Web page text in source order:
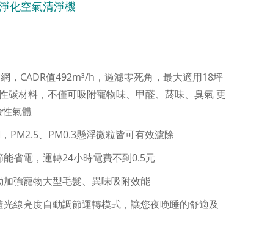
化空氣清淨機
，CADR值492m³/h，過濾零死角，最大適用18坪
碳材料，不僅可吸附寵物味、甲醛、菸味、臭氣 更
氣體
PM2.5、PM0.3懸浮微粒皆可有效濾除
省電，運轉24小時電費不到0.5元
強寵物大型毛髮、異味吸附效能
線亮度自動調節運轉模式，讓您夜晚睡的舒適及